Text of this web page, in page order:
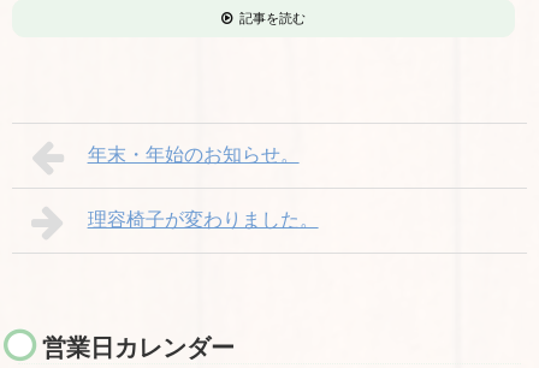
記事を読む
年末・年始のお知らせ。
理容椅子が変わりました。
営業日カレンダー